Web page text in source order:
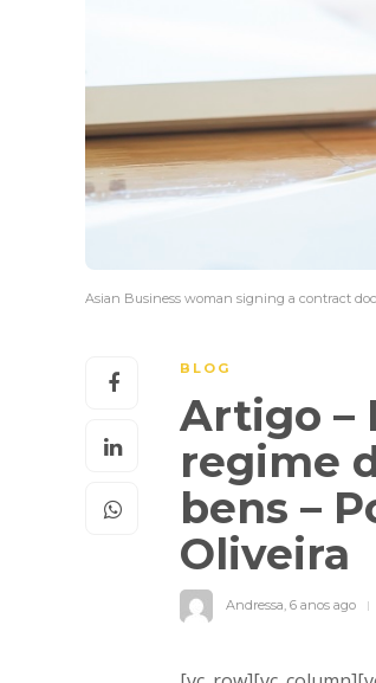
Asian Business woman signing a contract
BLOG
Artigo –
regime
bens –
Oliveira
Andressa 6 anos ago